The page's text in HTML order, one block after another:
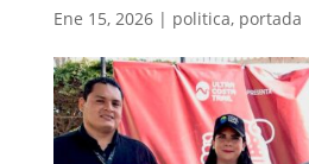
Ene 15, 2026| politica, portada